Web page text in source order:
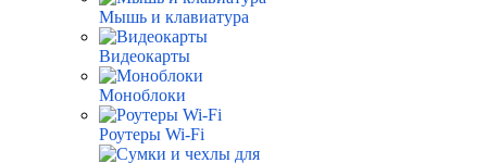
Мышь и клавиатура
Видеокарты
Моноблоки
Роутеры Wi-Fi